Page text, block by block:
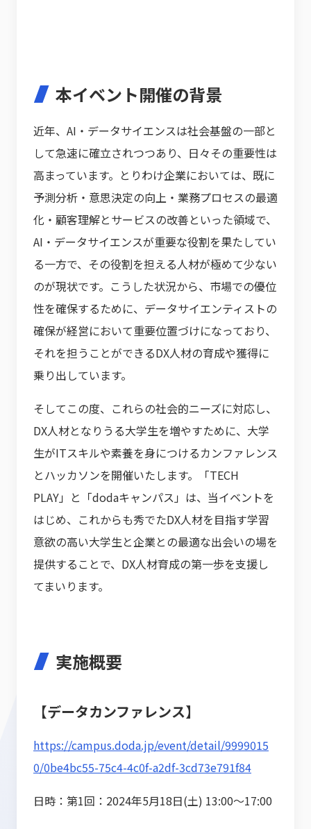
本イベント開催の背景
近年、AI・データサイエンスは社会基盤の一部と
して急速に確立されつつあり、日々その重要性は
高まっています。とりわけ企業においては、既に
予測分析・意思決定の向上・業務プロセスの最適
化・顧客理解とサービスの改善といった領域で、
AI・データサイエンスが重要な役割を果たしてい
る一方で、その役割を担える人材が極めて少ない
のが現状です。こうした状況から、市場での優位
性を確保するために、データサイエンティストの
確保が経営において重要位置づけになっており、
それを担うことができるDX人材の育成や獲得に
乗り出しています。
そしてこの度、これらの社会的ニーズに対応し、
DX人材となりうる大学生を増やすために、大学
生がITスキルや素養を身につけるカンファレンス
とハッカソンを開催いたします。「TECH
PLAY」と「dodaキャンパス」は、当イベントを
はじめ、これからも秀でたDX人材を目指す学習
意欲の高い大学生と企業との最適な出会いの場を
提供することで、DX人材育成の第一歩を支援し
てまいります。
実施概要
【データカンファレンス】
https://campus.doda.jp/event/detail/9999015
0/0be4bc55-75c4-4c0f-a2df-3cd73e791f84
日時：第1回：2024年5月18日(土) 13:00～17:00